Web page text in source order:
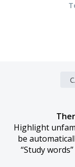
Highlight
be
“Study